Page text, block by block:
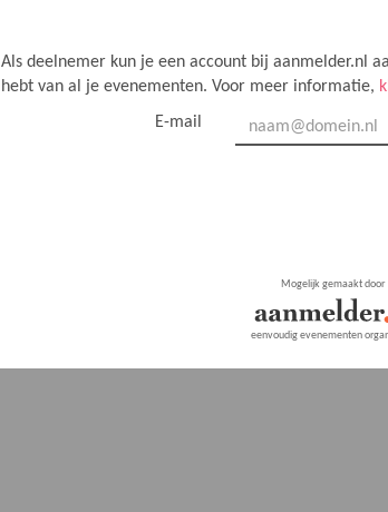
Als deelnemer kun je een account bij aanmelder.nl
hebt van al je evenementen. Voor meer informatie,
E-mail
Mogelijk gemaakt door
eenvoudig evenementen